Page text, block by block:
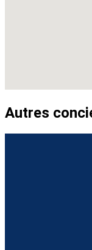
Autres